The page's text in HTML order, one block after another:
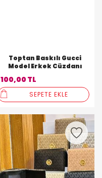
Toptan Baskılı Gucci
Model Erkek Cüzdanı
100,00 TL
SEPETE EKLE